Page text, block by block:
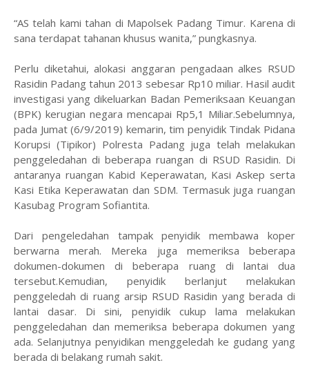
“AS telah kami tahan di Mapolsek Padang Timur. Karena di
sana terdapat tahanan khusus wanita,” pungkasnya.
Perlu diketahui, alokasi anggaran pengadaan alkes RSUD
Rasidin Padang tahun 2013 sebesar Rp10 miliar. Hasil audit
investigasi yang dikeluarkan Badan Pemeriksaan Keuangan
(BPK) kerugian negara mencapai Rp5,1 Miliar.Sebelumnya,
pada Jumat (6/9/2019) kemarin, tim penyidik Tindak Pidana
Korupsi (Tipikor) Polresta Padang juga telah melakukan
penggeledahan di beberapa ruangan di RSUD Rasidin. Di
antaranya ruangan Kabid Keperawatan, Kasi Askep serta
Kasi Etika Keperawatan dan SDM. Termasuk juga ruangan
Kasubag Program Sofiantita.
Dari pengeledahan tampak penyidik membawa koper
berwarna merah. Mereka juga memeriksa beberapa
dokumen-dokumen di beberapa ruang di lantai dua
tersebut.Kemudian, penyidik berlanjut melakukan
penggeledah di ruang arsip RSUD Rasidin yang berada di
lantai dasar. Di sini, penyidik cukup lama melakukan
penggeledahan dan memeriksa beberapa dokumen yang
ada. Selanjutnya penyidikan menggeledah ke gudang yang
berada di belakang rumah sakit.